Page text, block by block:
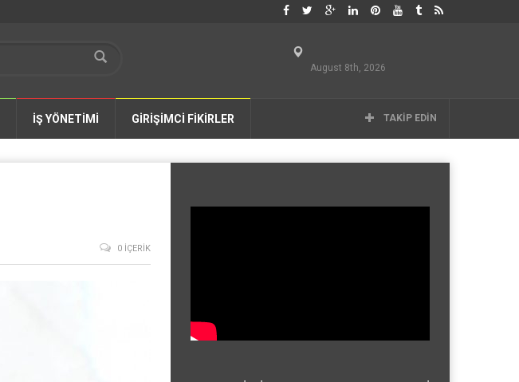
August 8th, 2026
İŞ YÖNETİMİ GİRİŞİMCİ FİKİRLER TAKIP EDIN
0 İÇERIK